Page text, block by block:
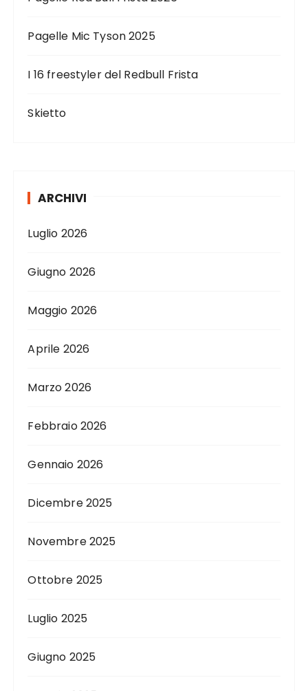
Pagelle Mic Tyson 2025
I 16 freestyler del Redbull Frista
Skietto
ARCHIVI
Luglio 2026
Giugno 2026
Maggio 2026
Aprile 2026
Marzo 2026
Febbraio 2026
Gennaio 2026
Dicembre 2025
Novembre 2025
Ottobre 2025
Luglio 2025
Giugno 2025